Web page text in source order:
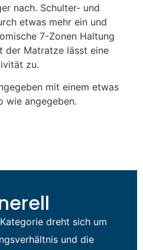
nach. Schulter- und
etwas mehr ein und
7-Zonen Haltung
der Matratze lässt eine
zu.
mit einem etwas
wie angegeben.
dreht sich um
und die